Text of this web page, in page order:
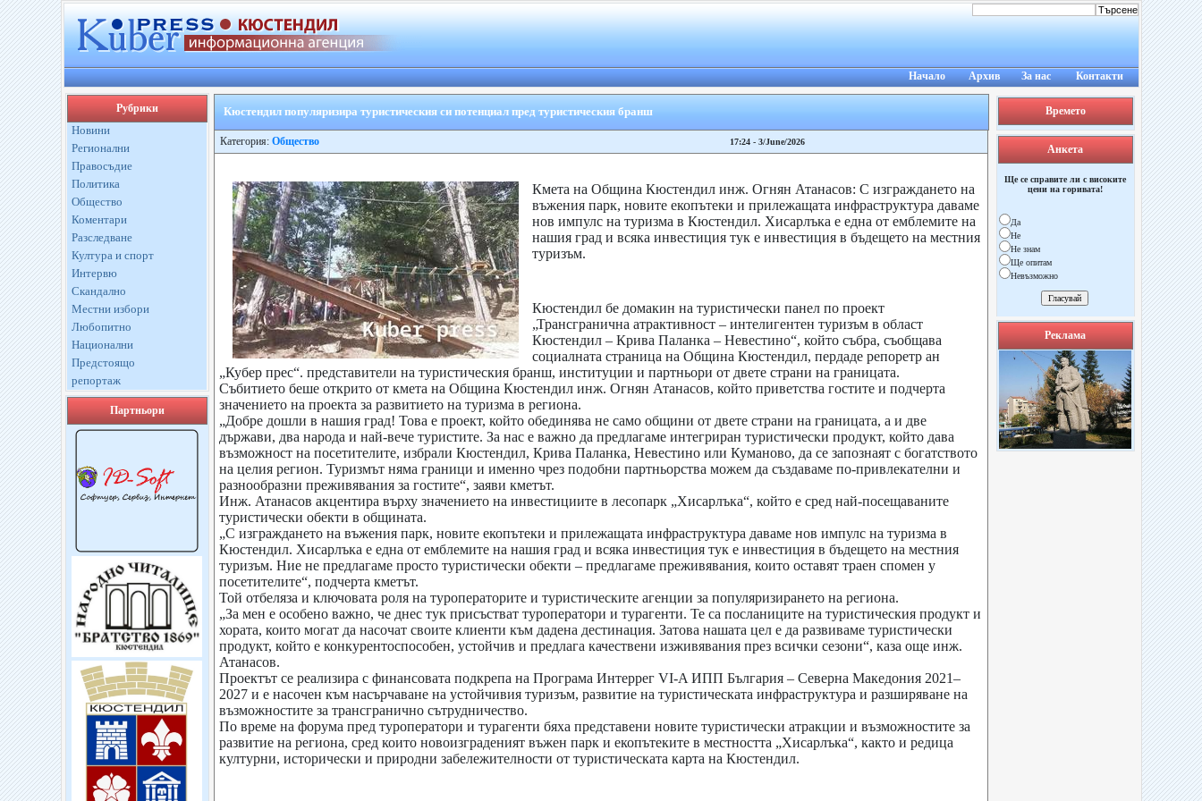
Начало Архив За нас Контакти
Рубрики
Новини
Регионални
Правосъдие
Политика
Общество
Коментари
Разследване
Култура и спорт
Интервю
Скандално
Местни избори
Любопитно
Национални
Предстоящо
репортаж
Партньори
Кюстендил популяризира туристическия си потенциал пред туристическия бранш
Категория: Общество 17:24 - 3/June/2026
Кмета на Община Кюстендил инж. Огнян Атанасов: С изграждането на
въжения парк, новите екопътеки и прилежащата инфраструктура даваме
нов импулс на туризма в Кюстендил. Хисарлъка е една от емблемите на
нашия град и всяка инвестиция тук е инвестиция в бъдещето на местния
туризъм.
Кюстендил бе домакин на туристически панел по проект
„Трансгранична атрактивност – интелигентен туризъм в област
Кюстендил – Крива Паланка – Невестино“, който събра, съобщава
социалната страница на Община Кюстендил, пердаде репоретр ан
„Кубер прес“. представители на туристическия бранш, институции и партньори от двете страни на границата.
Събитието беше открито от кмета на Община Кюстендил инж. Огнян Атанасов, който приветства гостите и подчерта
значението на проекта за развитието на туризма в региона.
„Добре дошли в нашия град! Това е проект, който обединява не само общини от двете страни на границата, а и две
държави, два народа и най-вече туристите. За нас е важно да предлагаме интегриран туристически продукт, който дава
възможност на посетителите, избрали Кюстендил, Крива Паланка, Невестино или Куманово, да се запознаят с богатството
на целия регион. Туризмът няма граници и именно чрез подобни партньорства можем да създаваме по-привлекателни и
разнообразни преживявания за гостите“, заяви кметът.
Инж. Атанасов акцентира върху значението на инвестициите в лесопарк „Хисарлъка“, който е сред най-посещаваните
туристически обекти в общината.
„С изграждането на въжения парк, новите екопътеки и прилежащата инфраструктура даваме нов импулс на туризма в
Кюстендил. Хисарлъка е една от емблемите на нашия град и всяка инвестиция тук е инвестиция в бъдещето на местния
туризъм. Ние не предлагаме просто туристически обекти – предлагаме преживявания, които оставят траен спомен у
посетителите“, подчерта кметът.
Той отбеляза и ключовата роля на туроператорите и туристическите агенции за популяризирането на региона.
„За мен е особено важно, че днес тук присъстват туроператори и турагенти. Те са посланиците на туристическия продукт и
хората, които могат да насочат своите клиенти към дадена дестинация. Затова нашата цел е да развиваме туристически
продукт, който е конкурентоспособен, устойчив и предлага качествени изживявания през всички сезони“, каза още инж.
Атанасов.
Проектът се реализира с финансовата подкрепа на Програма Интеррег VI-A ИПП България – Северна Македония 2021–
2027 и е насочен към насърчаване на устойчивия туризъм, развитие на туристическата инфраструктура и разширяване на
възможностите за трансгранично сътрудничество.
По време на форума пред туроператори и турагенти бяха представени новите туристически атракции и възможностите за
развитие на региона, сред които новоизграденият въжен парк и екопътеките в местността „Хисарлъка“, както и редица
културни, исторически и природни забележителности от туристическата карта на Кюстендил.
Времето
Анкета
Ще се справите ли с високите
цени на горивата!
Да
Не
Не знам
Ще опитам
Невъзможно
Реклама